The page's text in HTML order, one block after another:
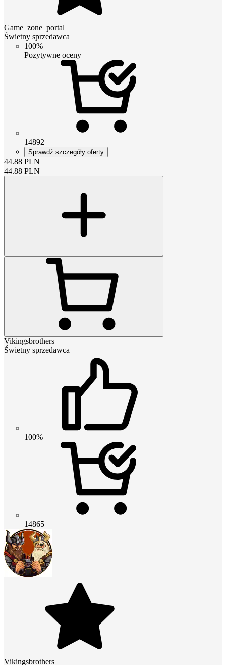
Game_zone_portal
Świetny sprzedawca
100%
Pozytywne oceny
14892
Sprawdź szczegóły oferty
44.88 PLN
44.88 PLN
Vikingsbrothers
Świetny sprzedawca
100%
14865
Vikingsbrothers